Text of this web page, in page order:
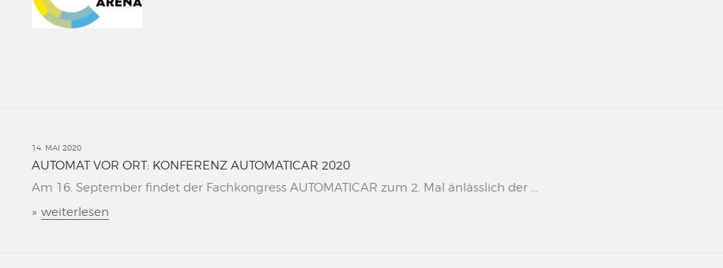
14. MAI 2020
AUTOMAT VOR ORT: KONFERENZ AUTOMATICAR 2020
Am 16. September findet der Fachkongress AUTOMATICAR zum 2. Mal änlässlich der ...
» weiterlesen